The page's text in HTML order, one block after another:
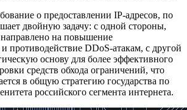
о предоставлении IP-адресов, по
двойную задачу: с одной стороны,
на повышение
противодействие DDoS-атакам, с другой
основу для более эффективного
средств обхода ограничений, что
в общую стратегию государства по
российского сегмента интернета.